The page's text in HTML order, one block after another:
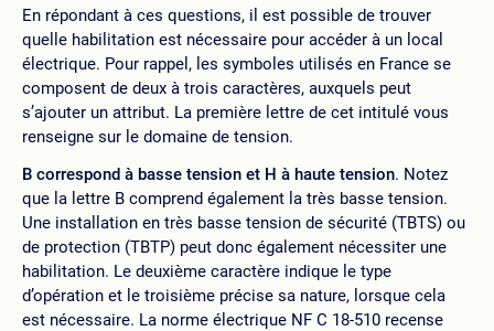
En répondant à ces questions, il est possible de trouver
quelle habilitation est nécessaire pour accéder à un local
électrique. Pour rappel, les symboles utilisés en France se
composent de deux à trois caractères, auxquels peut
s’ajouter un attribut. La première lettre de cet intitulé vous
renseigne sur le domaine de tension.
B correspond à basse tension et H à haute tension. Notez
que la lettre B comprend également la très basse tension.
Une installation en très basse tension de sécurité (TBTS) ou
de protection (TBTP) peut donc également nécessiter une
habilitation. Le deuxième caractère indique le type
d’opération et le troisième précise sa nature, lorsque cela
est nécessaire. La norme électrique NF C 18-510 recense